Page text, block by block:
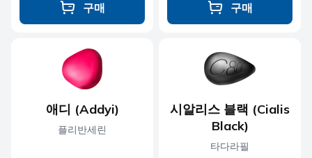
구매 구매
애디 (Addyi)
플리반세린
시알리스 블랙 (Cialis
Black)
타다라필